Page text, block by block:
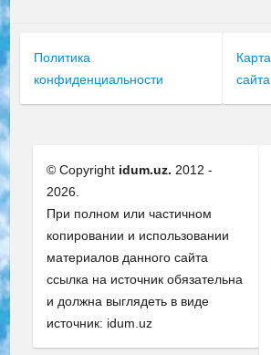
Политика
конфиденциальности
Карта
сайта
© Copyright idum.uz. 2012 -
2026.
При полном или частичном
копировании и использовании
материалов данного сайта
ссылка на источник обязательна
и должна выглядеть в виде
источник: idum.uz